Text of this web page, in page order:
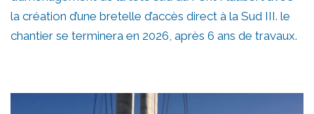
la création d’une bretelle d’accès direct à la Sud III. le
chantier se terminera en 2026, après 6 ans de travaux.